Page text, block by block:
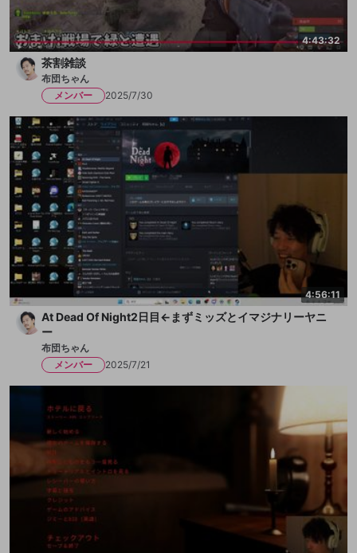
4:43:32
茶割雑談
布団ちゃん
メンバー
2025/7/30
4:56:11
At Dead Of Night2日目←まずミッズとイマジナリーヤニ
ー
布団ちゃん
メンバー
2025/7/21